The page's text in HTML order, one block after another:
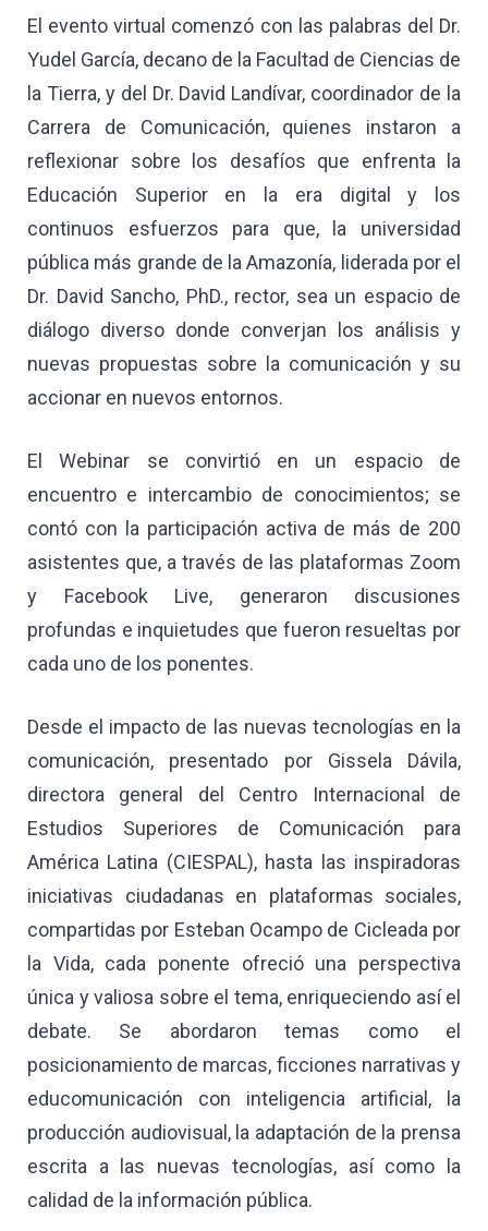
El evento virtual comenzó con las palabras del Dr.
Yudel García, decano de la Facultad de Ciencias de
la Tierra, y del Dr. David Landívar, coordinador de la
Carrera de Comunicación, quienes instaron a
reflexionar sobre los desafíos que enfrenta la
Educación Superior en la era digital y los
continuos esfuerzos para que, la universidad
pública más grande de la Amazonía, liderada por el
Dr. David Sancho, PhD., rector, sea un espacio de
diálogo diverso donde converjan los análisis y
nuevas propuestas sobre la comunicación y su
accionar en nuevos entornos.
El Webinar se convirtió en un espacio de
encuentro e intercambio de conocimientos; se
contó con la participación activa de más de 200
asistentes que, a través de las plataformas Zoom
y Facebook Live, generaron discusiones
profundas e inquietudes que fueron resueltas por
cada uno de los ponentes.
Desde el impacto de las nuevas tecnologías en la
comunicación, presentado por Gissela Dávila,
directora general del Centro Internacional de
Estudios Superiores de Comunicación para
América Latina (CIESPAL), hasta las inspiradoras
iniciativas ciudadanas en plataformas sociales,
compartidas por Esteban Ocampo de Cicleada por
la Vida, cada ponente ofreció una perspectiva
única y valiosa sobre el tema, enriqueciendo así el
debate. Se abordaron temas como el
posicionamiento de marcas, ficciones narrativas y
educomunicación con inteligencia artificial, la
producción audiovisual, la adaptación de la prensa
escrita a las nuevas tecnologías, así como la
calidad de la información pública.